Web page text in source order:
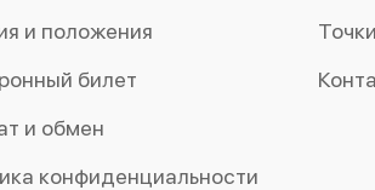
и положения
билет
и обмен
конфиденциальности